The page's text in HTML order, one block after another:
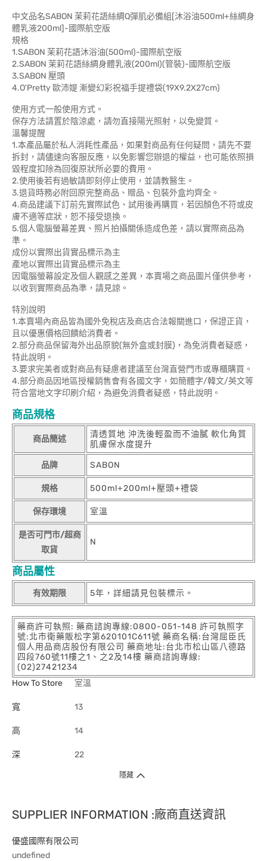
中文品名SABON 茉莉花語絲綢Q彈肌必備組[沐浴油500ml+絲綢身
體乳液200ml]-國際航空版
規格
1.SABON 茉莉花語沐浴油(500ml)-國際航空版
2.SABON 茉莉花語絲綢身體乳液(200ml)(管裝)-國際航空版
3.SABON 壓頭
4.O'Pretty 歐沛媞 漸變幻彩祝福手提禮袋(19X9.2X27cm)
使用方式一般使用方式。
保存方法請置於陰涼處，請勿直接陽光照射，以免變質。
溫馨提醒
1.本產品屬於私人消耗性產品，如果對商品有任何疑問，請先不要
拆封，請儘速向客服反應，以免影響您辦退的權益，也可能依照損
毀程度扣除為回復原狀所必要的費用。
2.使用後若有過敏請即刻停止使用，並請教醫生。
3.退貨時務必附回原完整商品、贈品、包裝外盒均齊全。
4.商品建議下訂前先實際試色、試用後再購買，若因顏色不符或皮
膚不適等症狀，恕不接受退換。
5.個人電腦螢幕差異、照片拍攝關係造成色差，請以實際商品為
準。
成份以實際出貨實品標示為主
產地以實際出貨實品標示為主
因電腦螢幕設定及個人觀感之差異，本賣場之商品圖片僅供參考，
以收到實際商品為準，請見諒。
特別說明
1.本賣場內商品皆為國外免稅店及商店合法報關進口，保證正貨，
且以優惠價格回饋給消費者。
2.部分商品保留海外出品原貌(無外盒或封膜)，為免消費者疑惑，
特此說明。
3.要求完美者或對商品有疑慮者建議至台灣直營門市或專櫃購買。
4.部分商品因地區授權銷售會有各國文字，如簡體字/韓文/英文等
符合當地文字印刷介紹，為避免消費者疑惑，特此說明。
商品規格
商品簡述
清透質地 沖洗後輕盈而不油膩 軟化角質
肌膚保水度提升
品牌 SABON
規格 500ml+200ml+壓頭+禮袋
保存環境 室溫
是否可門市/超商
取貨
N
商品屬性
有效期限 5年，詳細請見包裝標示。
藥商許可執照: 藥商諮詢專線:0800-051-148 許可執照字
號:北市衛藥販松字第620101C611號 藥商名稱:台灣屈臣氏
個人用品商店股份有限公司 藥商地址:台北市松山區八德路
四段760號11樓之1、之2及14樓 藥商諮詢專線:
(02)27421234
How To Store
室溫
寬 13
高 14
深 22
隱藏
SUPPLIER INFORMATION :廠商直送資訊
優盛國際有限公司
undefined